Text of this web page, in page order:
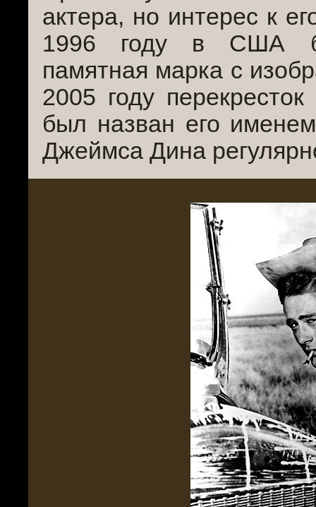
актера, но интерес к
1996 году в США
памятная марка с
2005 году
был назван его
Джеймса Дина